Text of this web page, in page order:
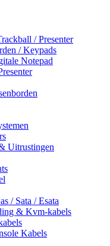
/ Presenter
/ Keypads
Notepad
Uitrustingen
/ Sata / Esata
& Kvm-kabels
Kabels